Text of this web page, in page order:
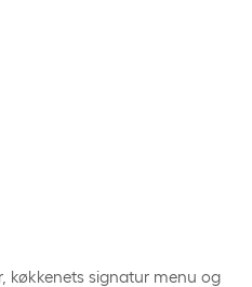
køkkenets signatur menu og